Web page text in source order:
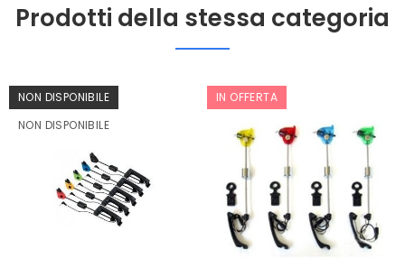
Prodotti della stessa categoria
NON DISPONIBILE
NON DISPONIBILE
IN OFFERTA